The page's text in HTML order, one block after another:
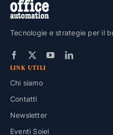
Tecnologie e strategie per il
LINK UTILI
Chi siamo
Contatti
Newsletter
Eventi Soiel